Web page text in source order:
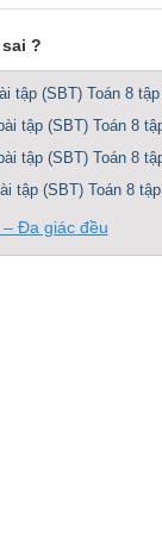
?
tập (SBT) Toán 8
tập (SBT) Toán 8
tập (SBT) Toán 8
tập (SBT) Toán 8
Đa giác đều